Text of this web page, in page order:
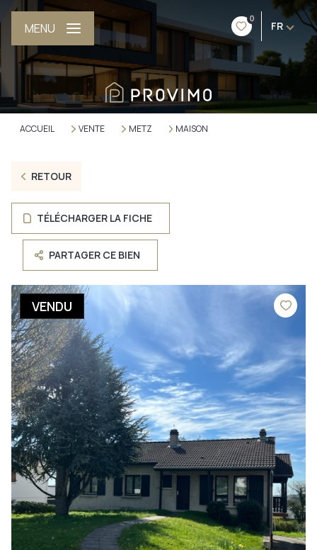
0
FR
MENU
ACCUEIL VENTE METZ MAISON
RETOUR
TÉLÉCHARGER LA FICHE
PARTAGER CE BIEN
VENDU